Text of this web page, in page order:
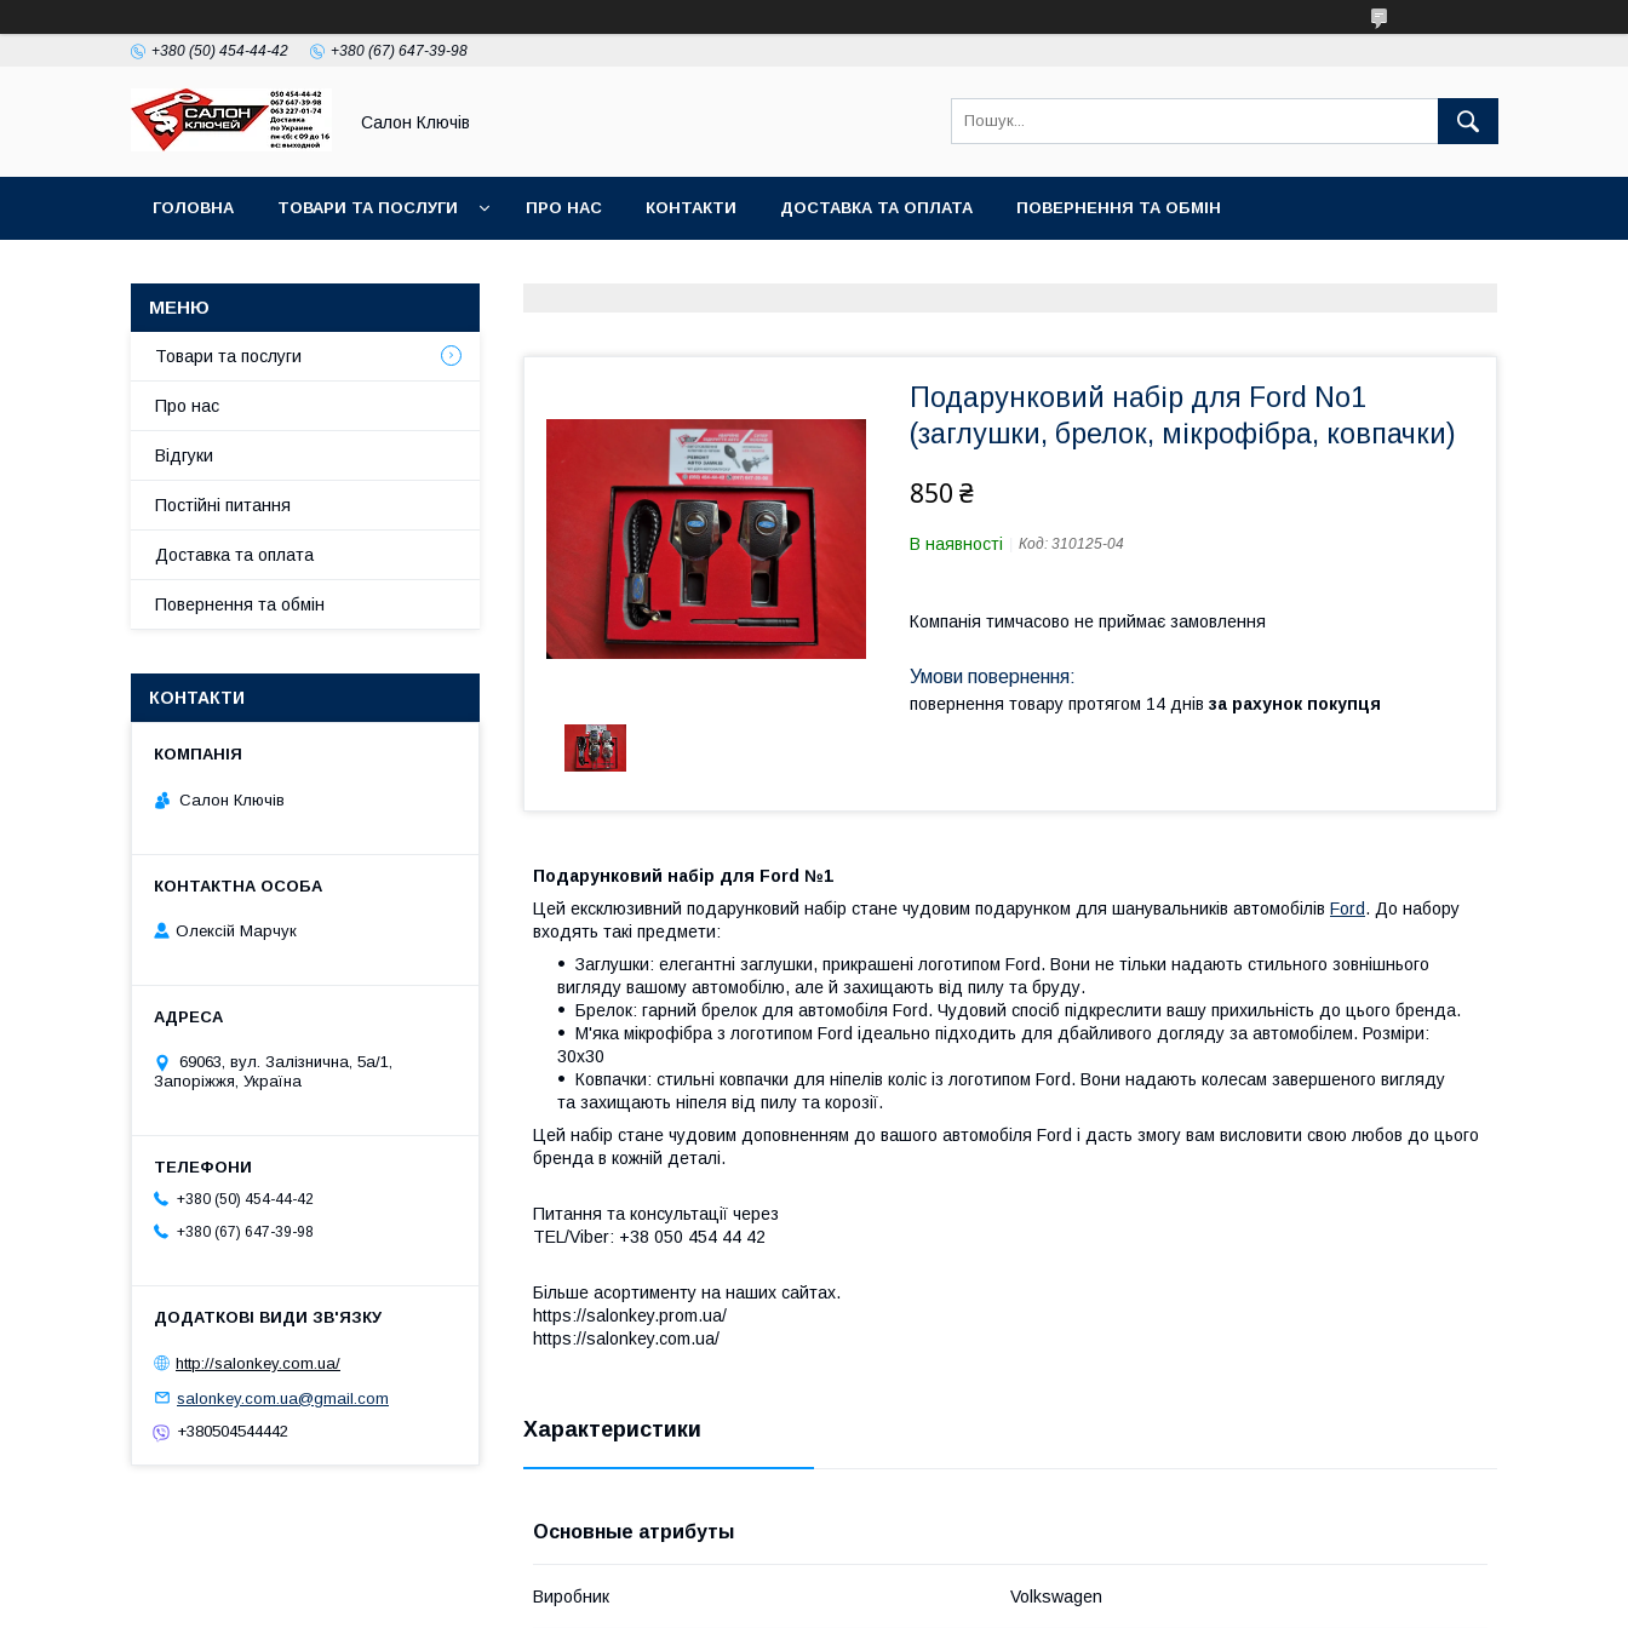
+380 (50) 454-44-42 +380 (67) 647-39-98
Салон Ключів
ГОЛОВНА ТОВАРИ ТА ПОСЛУГИ ПРО НАС КОНТАКТИ ДОСТАВКА ТА ОПЛАТА ПОВЕРНЕННЯ ТА ОБМІН
Подарунковий набір для Ford No1
(заглушки, брелок, мікрофібра, ковпачки)
850 ₴
В наявності Код: 310125-04
Компанія тимчасово не приймає замовлення
повернення товару протягом 14 днів за рахунок покупця
Подарунковий набір для Ford №1
Цей ексклюзивний подарунковий набір стане чудовим подарунком для шанувальників автомобілів Ford. До набору
входять такі предмети:
Заглушки: елегантні заглушки, прикрашені логотипом Ford. Вони не тільки надають стильного зовнішнього
вигляду вашому автомобілю, але й захищають від пилу та бруду.
Брелок: гарний брелок для автомобіля Ford. Чудовий спосіб підкреслити вашу прихильність до цього бренда.
М'яка мікрофібра з логотипом Ford ідеально підходить для дбайливого догляду за автомобілем. Розміри:
30х30
Ковпачки: стильні ковпачки для ніпелів коліс із логотипом Ford. Вони надають колесам завершеного вигляду
та захищають ніпеля від пилу та корозії.
Цей набір стане чудовим доповненням до вашого автомобіля Ford і дасть змогу вам висловити свою любов до цього
бренда в кожній деталі.
Питання та консультації через
TEL/Viber: +38 050 454 44 42
Більше асортименту на наших сайтах.
https://salonkey.prom.ua/
https://salonkey.com.ua/
Характеристики
Основные атрибуты
Виробник Volkswagen
Товари та послуги
Про нас
Відгуки
Постійні питання
Доставка та оплата
Повернення та обмін
КОНТАКТИ
Салон Ключів
Олексій Марчук
69063, вул. Залізнична, 5а/1,
Запоріжжя, Україна
+380 (50) 454-44-42
+380 (67) 647-39-98
http://salonkey.com.ua/
salonkey.com.ua@gmail.com
+380504544442